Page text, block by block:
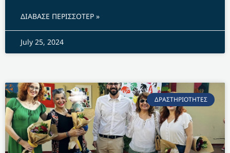
ΔΙΑΒΑΣΕ ΠΕΡΙΣΣΟΤΕΡ »
July 25, 2024
ΔΡΑΣΤΗΡΙΟΤΗΤΕΣ